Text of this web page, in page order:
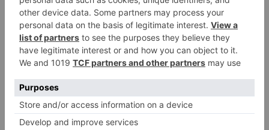
la fuga y fue posteriormente detenido por la
Policía Local.
esteban